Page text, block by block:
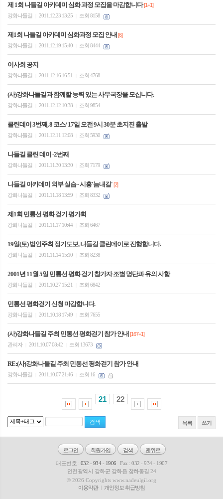
제 1회 나들길 아카데미 심화 과정 모집을 마감합니다[1+1]
강화나들길
2011.12.23 13:25 조회 8158
제1회 나들길 아카데미 심화과정 모집 안내[6]
강화나들길
2011.12.19 15:40 조회 8444
이사회 공지
강화나들길 2011.12.16 16:51 조회 4768
(사)강화나들길과 함께할 능력 있는 사무국장을 모십니다.
강화나들길 2011.12.12 10:38 조회 9854
클린데이 3번째, 8 코스/ 17일 오전 9시 30분 초지진 출발
강화나들길 2011.12.11 12:08 조회 5930
나들길 클린 데이 -2번째
강화나들길 2011.11.30 13:30 조회 7179
나들길 아카데미 외부 실습 - 시흥'늠내길'[2]
강화나들길
2011.11.18 13:59 조회 8332
제1회 민통선 평화 걷기 평가회
강화나들길 2011.11.17 10:44 조회 6467
19일(토) 법인주최 정기도보, 나들길 클린데이로 진행합니다.
강화나들길 2011.11.14 15:10 조회 8238
2001년 11월 5일 민통선 평화 걷기 참가자 조별 명단과 유의 사항
강화나들길 2011.10.27 15:21 조회 6842
민통선 평화걷기 신청 마감합니다.
강화나들길 2011.10.18 17:49 조회 7655
(사)강화나들길 주최 민통선 평화걷기 참가 안내[167+1]
관리자
2011.10.07 08:42 조회 13673
RE:(사)강화나들길 주최 민통선 평화걷기 참가 안내
강화나들길 2011.10.07 21:46 조회 16
21 22
목록 쓰기
로그인 회원가입 검색 맨위로
대표번호 : 032 - 934 - 1906
Fax : 032 - 934 - 1907
인천광역시 강화군 강화읍 청하동길 24
© 2026 Copyrights www.nadeulgil.org
이용약관
개인정보 취급방침